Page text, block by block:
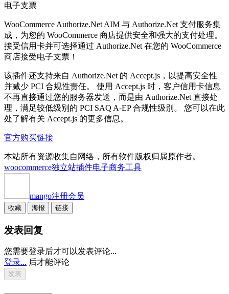
电子支票
WooCommerce Authorize.Net AIM 与 Authorize.Net 支付服务集
成，为您的 WooCommerce 商店提供安全和强大的支付处理。
接受信用卡并可选择通过 Authorize.Net 在您的 WooCommerce
商店接受电子支票！
该插件还支持来自 Authorize.Net 的 Accept.js，以提高安全性
并减少 PCI 合规性责任。 使用 Accept.js 时，客户信用卡信息
不再直接通过您的服务器发送，而是由 Authorize.Net 直接处
理，满足较低级别的 PCI SAQ A-EP 合规性级别。 您可以在此
处了解有关 Accept.js 的更多信息。
官方购买链接
本站所有资源收集自网络，所有软件版权归属原作者。
woocommerce独立站插件电子商务工具
mango注册会员
收藏 海报 链接
发表回复
您需要登录后才可以发表评论...
登录... 后才能评论